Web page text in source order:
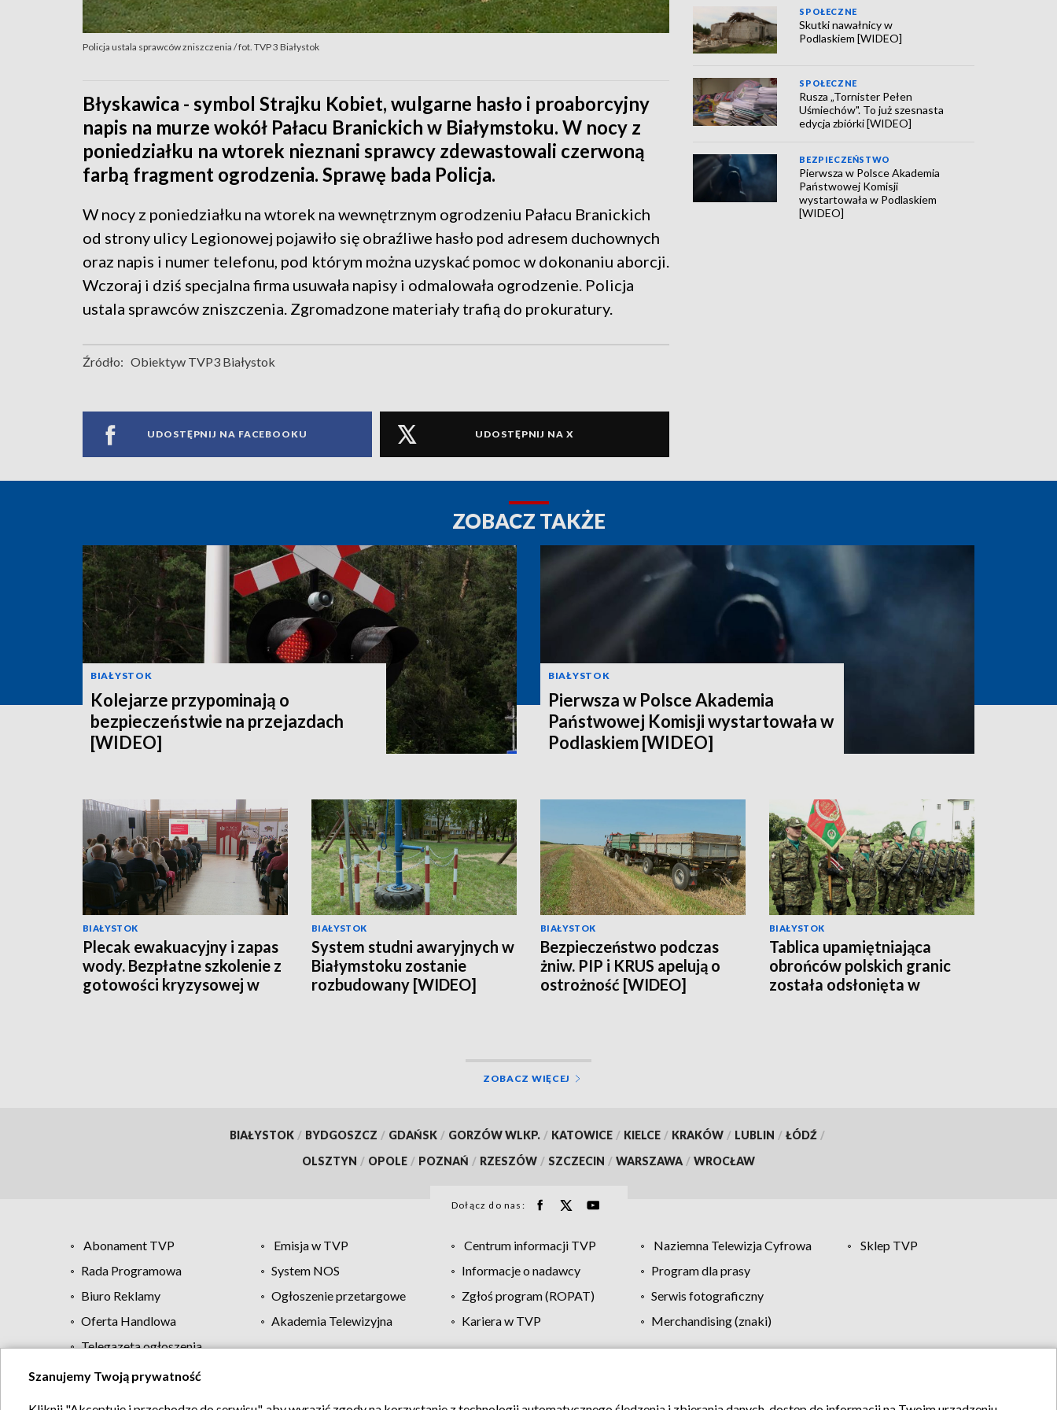
Policja ustala sprawców zniszczenia / fot. TVP 3 Białystok
Błyskawica - symbol Strajku Kobiet, wulgarne hasło i proaborcyjny
napis na murze wokół Pałacu Branickich w Białymstoku. W nocy z
poniedziałku na wtorek nieznani sprawcy zdewastowali czerwoną
farbą fragment ogrodzenia. Sprawę bada Policja.
W nocy z poniedziałku na wtorek na wewnętrznym ogrodzeniu Pałacu Branickich
od strony ulicy Legionowej pojawiło się obraźliwe hasło pod adresem duchownych
oraz napis i numer telefonu, pod którym można uzyskać pomoc w dokonaniu aborcji.
Wczoraj i dziś specjalna firma usuwała napisy i odmalowała ogrodzenie. Policja
ustala sprawców zniszczenia. Zgromadzone materiały trafią do prokuratury.
Źródło: Obiektyw TVP3 Białystok
UDOSTĘPNIJ NA FACEBOOKU UDOSTĘPNIJ NA X
SPOŁECZNE
Skutki nawałnicy w
Podlaskiem [WIDEO]
SPOŁECZNE
Rusza „Tornister Pełen
Uśmiechów". To już szesnasta
edycja zbiórki [WIDEO]
BEZPIECZEŃSTWO
Pierwsza w Polsce Akademia
Państwowej Komisji
wystartowała w Podlaskiem
[WIDEO]
ZOBACZ TAKŻE
BIAŁYSTOK
Kolejarze przypominają o
bezpieczeństwie na przejazdach
[WIDEO]
BIAŁYSTOK
Pierwsza w Polsce Akademia
Państwowej Komisji wystartowała w
Podlaskiem [WIDEO]
BIAŁYSTOK
Plecak ewakuacyjny i zapas
wody. Bezpłatne szkolenie z
gotowości kryzysowej w
BIAŁYSTOK
System studni awaryjnych w
Białymstoku zostanie
rozbudowany [WIDEO]
BIAŁYSTOK
Bezpieczeństwo podczas
żniw. PIP i KRUS apelują o
ostrożność [WIDEO]
BIAŁYSTOK
Tablica upamiętniająca
obrońców polskich granic
została odsłonięta w
ZOBACZ WIĘCEJ
BIAŁYSTOK / BYDGOSZCZ / GDAŃSK / GORZÓW WLKP. / KATOWICE / KIELCE / KRAKÓW / LUBLIN / ŁÓDŹ /
OLSZTYN / OPOLE / POZNAŃ / RZESZÓW / SZCZECIN / WARSZAWA / WROCŁAW
Dołącz do nas:
Abonament TVP Emisja w TVP Centrum informacji TVP Naziemna Telewizja Cyfrowa
Sklep TVP
Rada Programowa
System NOS Informacje o nadawcy
Program dla prasy
Biuro Reklamy
Ogłoszenie przetargowe Zgłoś program (ROPAT)
Serwis fotograficzny
Oferta Handlowa
Akademia Telewizyjna Kariera w TVP
Merchandising (znaki)
Telegazeta ogłoszenia
Regulamin TVP Polityka prywatności Moje zgody Pomoc Biuro reklamy Kontakt
Szanujemy Twoją prywatność